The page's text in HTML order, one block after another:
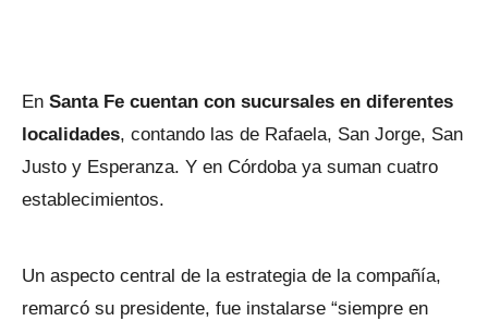
En Santa Fe cuentan con sucursales en diferentes
localidades, contando las de Rafaela, San Jorge, San
Justo y Esperanza. Y en Córdoba ya suman cuatro
establecimientos.
Un aspecto central de la estrategia de la compañía,
remarcó su presidente, fue instalarse “siempre en